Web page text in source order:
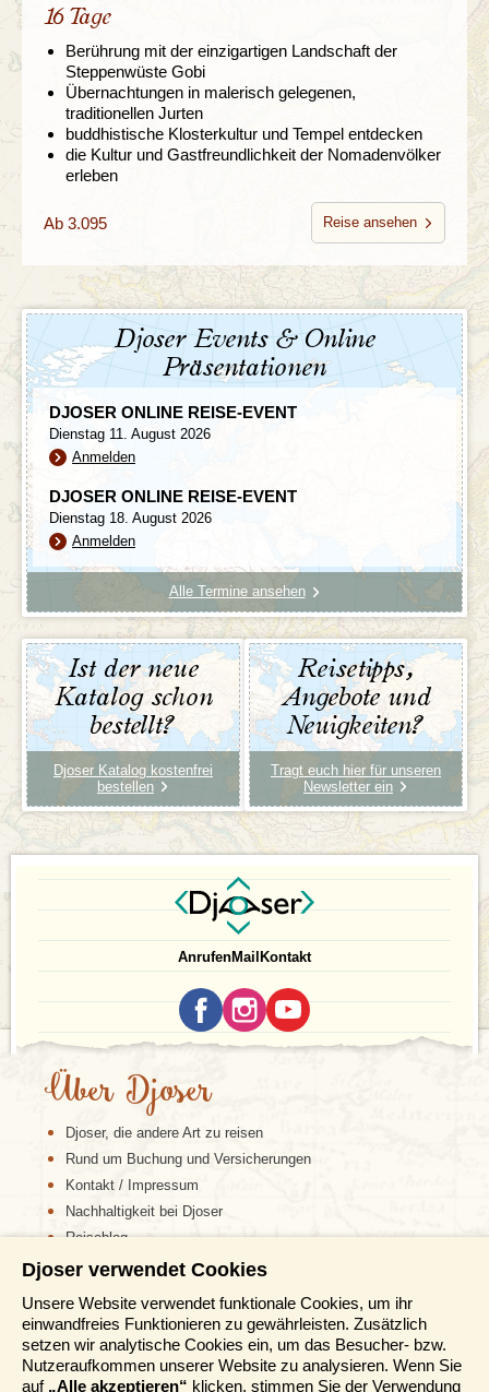
16 Tage
Berührung mit der einzigartigen Landschaft der
Steppenwüste Gobi
Übernachtungen in malerisch gelegenen,
traditionellen Jurten
buddhistische Klosterkultur und Tempel entdecken
die Kultur und Gastfreundlichkeit der Nomadenvölker
erleben
Ab 3.095 Reise ansehen
Djoser Events & Online
Präsentationen
DJOSER ONLINE REISE-EVENT
Dienstag 11. August 2026
Anmelden
DJOSER ONLINE REISE-EVENT
Dienstag 18. August 2026
Anmelden
Alle Termine ansehen
Ist der neue
Katalog schon
bestellt?
Djoser Katalog kostenfrei
bestellen
Reisetipps,
Angebote und
Neuigkeiten?
Tragt euch hier für unseren
Newsletter ein
AnrufenMail Kontakt
Über Djoser
Djoser, die andere Art zu reisen
Rund um Buchung und Versicherungen
Kontakt / Impressum
Nachhaltigkeit bei Djoser
Reiseblog
Informationen
Reisemessen
Häufig gestellte Fragen
AGB
Djoser verwendet Cookies
Unsere Website verwendet funktionale Cookies, um ihr
einwandfreies Funktionieren zu gewährleisten. Zusätzlich
setzen wir analytische Cookies ein, um das Besucher- bzw.
Nutzeraufkommen unserer Website zu analysieren. Wenn Sie
auf „Alle akzeptieren“ klicken, stimmen Sie der Verwendung